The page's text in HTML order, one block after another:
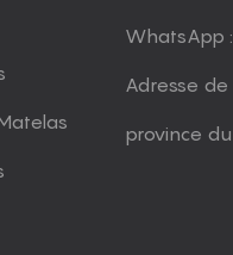
WhatsApp
Adresse de
province